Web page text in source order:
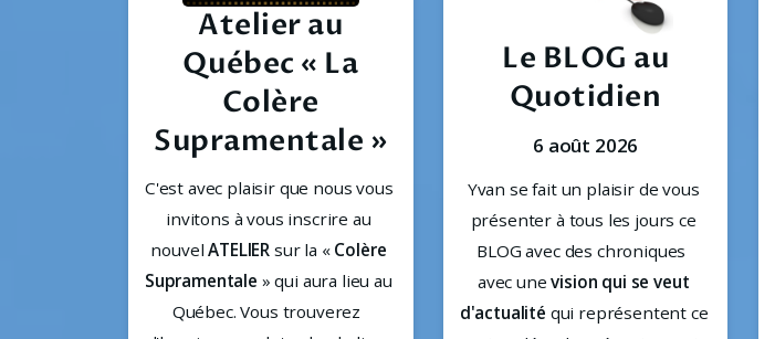
Atelier au
Québec « La
Colère
Supramentale »
C'est avec plaisir que nous vous
invitons à vous inscrire au
nouvel ATELIER sur la « Colère
Supramentale » qui aura lieu au
Québec. Vous trouverez
Le BLOG au
Quotidien
6 août 2026
Yvan se fait un plaisir de vous
présenter à tous les jours ce
BLOG avec des chroniques
avec une vision qui se veut
d'actualité qui représentent ce